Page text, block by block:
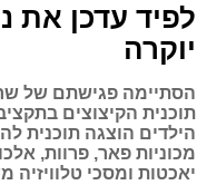
לפיד עדכן את
יוקרה
הסתיימה פגישתם של
תוכנית הקיצוצים
הילדים הוצגה תוכנית
מכוניות פאר, פרוות,
יאכטות ומסכי טלוויזיה מעל 50